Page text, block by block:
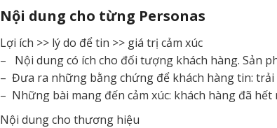
Nội dung cho từng Personas
Lợi ích >> lý do để tin >> giá trị cảm xúc
– Nội dung có ích cho đối tượng khách hàng. Sản
– Đưa ra những bằng chứng để khách hàng tin:
– Những bài mang đến cảm xúc: khách hàng đã
Nội dung cho thương hiệu